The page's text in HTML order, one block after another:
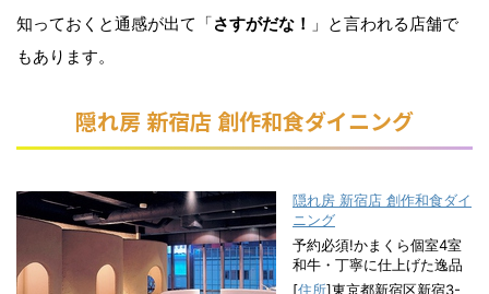
知っておくと通感が出て「さすがだな！ 」と言われる店舗で
もあります。
隠れ房 新宿店 創作和食ダイニング
隠れ房 新宿店 創作和食ダイ
ニング
予約必須!かまくら個室4室
和牛・丁寧に仕上げた逸品
[住所]東京都新宿区新宿3-